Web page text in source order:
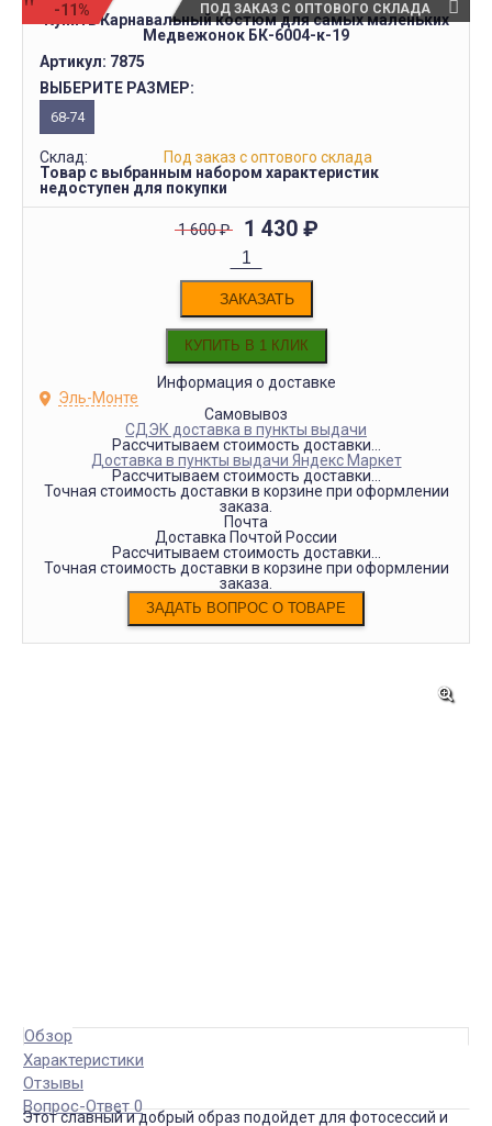
-11% ПОД ЗАКАЗ С ОПТОВОГО СКЛАДА
Купить Карнавальный костюм для самых маленьких
Медвежонок БК-6004-к-19
Артикул: 7875
ВЫБЕРИТЕ РАЗМЕР:
68-74
Склад:
Под заказ с оптового склада
Товар с выбранным набором характеристик
недоступен для покупки
1 600₽ 1 430 ₽
ЗАКАЗАТЬ
Информация о доставке
Эль-Монте
Самовывоз
СДЭК доставка в пункты выдачи
Рассчитываем стоимость доставки...
Доставка в пункты выдачи Яндекс Маркет
Рассчитываем стоимость доставки...
Точная стоимость доставки в корзине при оформлении
заказа.
Почта
Доставка Почтой России
Рассчитываем стоимость доставки...
Точная стоимость доставки в корзине при оформлении
заказа.
Обзор
Характеристики
Отзывы
Вопрос-Ответ 0
Этот славный и добрый образ подойдет для фотосессий и